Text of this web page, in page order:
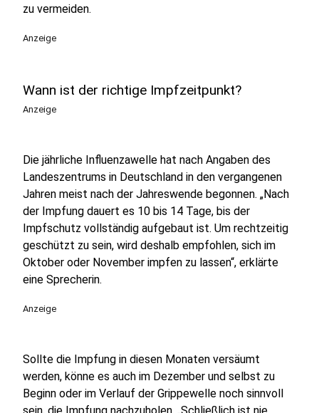
zu vermeiden.
Anzeige
Wann ist der richtige Impfzeitpunkt?
Anzeige
Die jährliche Influenzawelle hat nach Angaben des
Landeszentrums in Deutschland in den vergangenen
Jahren meist nach der Jahreswende begonnen. „Nach
der Impfung dauert es 10 bis 14 Tage, bis der
Impfschutz vollständig aufgebaut ist. Um rechtzeitig
geschützt zu sein, wird deshalb empfohlen, sich im
Oktober oder November impfen zu lassen“, erklärte
eine Sprecherin.
Anzeige
Sollte die Impfung in diesen Monaten versäumt
werden, könne es auch im Dezember und selbst zu
Beginn oder im Verlauf der Grippewelle noch sinnvoll